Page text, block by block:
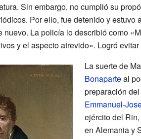
Sin embargo, no cumplió su
Por ello, fue detenido y
nuevo. La policía lo describió como
y el aspecto atrevido». Logró
La suerte de
Bonaparteal
preparación
Emmanuel-
ejército del
en Alemania y